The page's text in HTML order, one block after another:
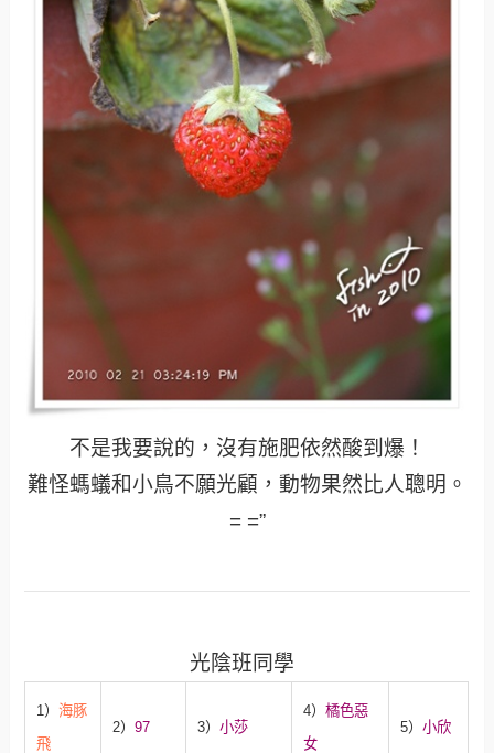
不是我要說的，沒有施肥依然酸到爆！
難怪螞蟻和小鳥不願光顧，動物果然比人聰明。
= =”
光陰班同學
1） 海豚
飛
2） 97 3） 小莎
4） 橘色惡
女
5） 小欣